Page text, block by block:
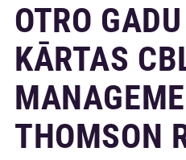
OTRO
KĀRTAS
THOMSON